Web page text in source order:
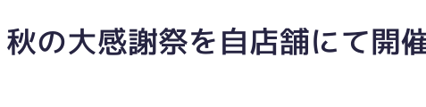
秋の大感謝祭を自店舗にて開